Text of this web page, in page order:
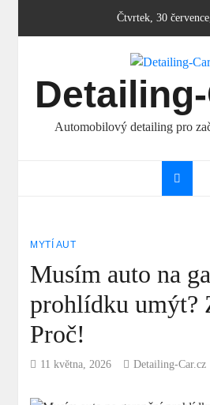
Čtvrtek, 30
Automobilový detailing pro
MYTÍ AUT
Musím auto na
prohlídku umýt?
Proč!
11 května, 2026 Detailing-Car.cz